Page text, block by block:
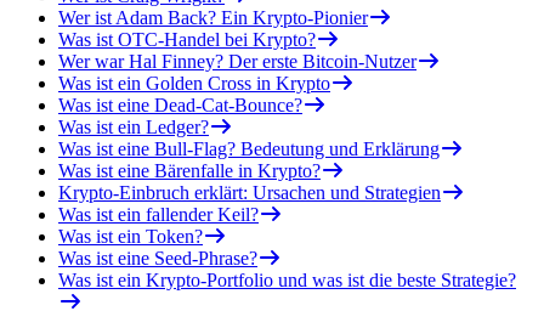
Wer ist Adam Back? Ein Krypto-Pionier
Was ist OTC-Handel bei Krypto?
Wer war Hal Finney? Der erste Bitcoin-Nutzer
Was ist ein Golden Cross in Krypto
Was ist eine Dead-Cat-Bounce?
Was ist ein Ledger?
Was ist eine Bull-Flag? Bedeutung und Erklärung
Was ist eine Bärenfalle in Krypto?
Krypto-Einbruch erklärt: Ursachen und Strategien
Was ist ein fallender Keil?
Was ist ein Token?
Was ist eine Seed-Phrase?
Was ist ein Krypto-Portfolio und was ist die beste Strategie?